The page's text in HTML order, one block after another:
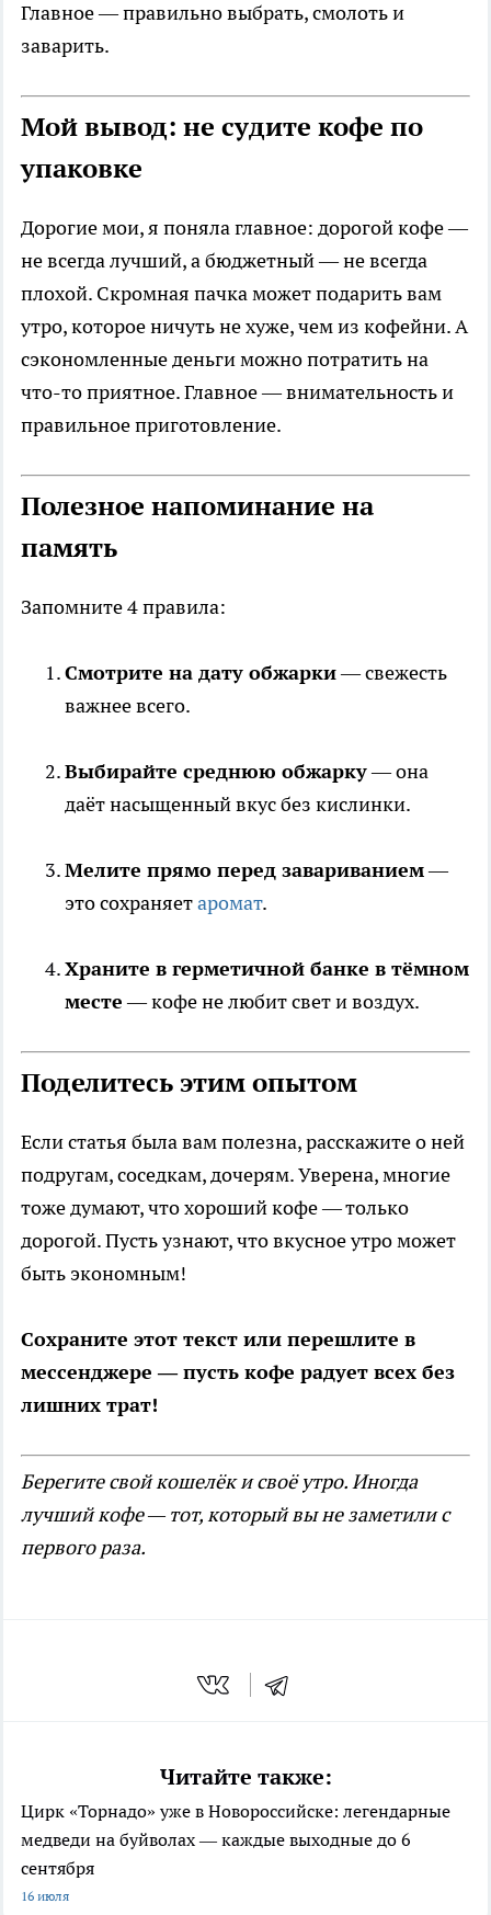
Главное — правильно выбрать, смолоть и
заварить.
Мой вывод: не судите кофе по
упаковке
Дорогие мои, я поняла главное: дорогой кофе —
не всегда лучший, а бюджетный — не всегда
плохой. Скромная пачка может подарить вам
утро, которое ничуть не хуже, чем из кофейни. А
сэкономленные деньги можно потратить на
что-то приятное. Главное — внимательность и
правильное приготовление.
Полезное напоминание на
память
Запомните 4 правила:
Смотрите на дату обжарки— свежесть
важнее всего.
Выбирайте среднюю обжарку— она
даёт насыщенный вкус без кислинки.
Мелите прямо перед завариванием—
это сохраняетаромат.
Храните в герметичной банке в тёмном
месте— кофе не любит свет и воздух.
Поделитесь этим опытом
Если статья была вам полезна, расскажите о ней
подругам, соседкам, дочерям. Уверена, многие
тоже думают, что хороший кофе — только
дорогой. Пусть узнают, что вкусное утро может
быть экономным!
Сохраните этот текст или перешлите в
мессенджере — пусть кофе радует всех без
лишних трат!
Берегите свой кошелёк и своё утро. Иногда
лучший кофе — тот, который вы не заметили с
первого раза.
Читайте также:
Цирк «Торнадо» уже в Новороссийске: легендарные
медведи на буйволах — каждые выходные до 6
сентября
16 июля